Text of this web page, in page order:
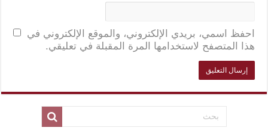
احفظ اسمي، بريدي الإلكتروني، والموقع الإلكتروني في
هذا المتصفح لاستخدامها المرة المقبلة في تعليقي.